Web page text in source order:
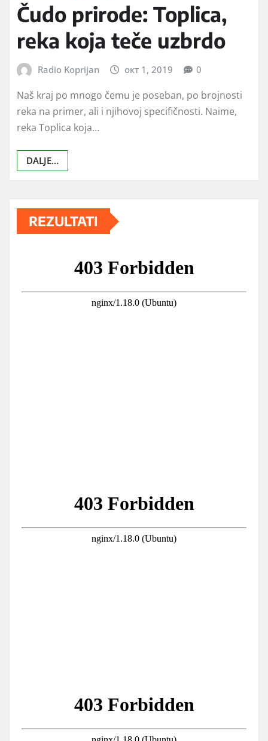
Čudo prirode: Toplica,
reka koja teče uzbrdo
Radio Koprijan окт 1, 2019 0
Naš kraj po mnogo čemu je poseban, po brojnosti
reka na primer, ali i njihovoj specifičnosti. Naime,
reka Toplica koja…
DALJE...
REZULTATI